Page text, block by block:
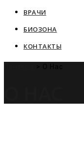
ВРАЧИ
БИОЗОНА
КОНТАКТЫ
> О Нас